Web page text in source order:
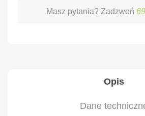
Masz pytania? Zadzwoń
Opis
Dane